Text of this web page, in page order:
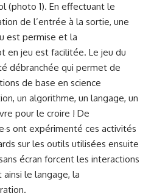
(photo 1). En effectuant le
de l’entrée à la sortie, une
est permise et la
en jeu est facilitée. Le jeu du
débranchée qui permet de
de base en science
un algorithme, un langage, un
pour le croire ! De
ont expérimenté ces activités
sur les outils utilisées ensuite
écran forcent les interactions
le langage, la